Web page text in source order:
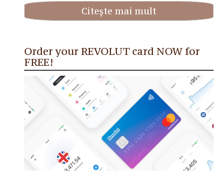
Citește mai mult
Order your REVOLUT card NOW for
FREE!